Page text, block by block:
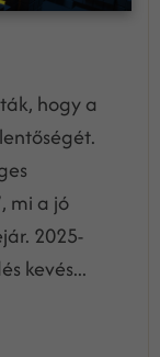
hogy a
mi a jó
2025-
kevés...